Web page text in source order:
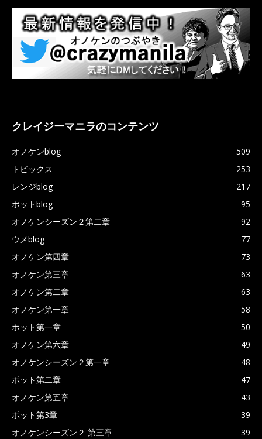
クレイジーマニラのコンテンツ
オノケンblog
509
トピックス
253
レンジblog
217
ポットblog
95
オノケンシーズン２第二章
92
ウメblog
77
オノケン第四章
73
オノケン第三章
63
オノケン第二章
63
オノケン第一章
58
ポット第一章
50
オノケン第六章
49
オノケンシーズン２第一章
48
ポット第二章
47
オノケン第五章
43
ポット第3章
39
オノケンシーズン２ 第三章
39